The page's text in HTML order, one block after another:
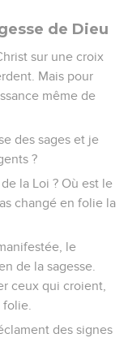
de Dieu
sur une croix
Mais pour
même de
des sages et je
?
la Loi ? Où est le
changé en folie la
le
de la sagesse.
ceux qui croient,
des signes